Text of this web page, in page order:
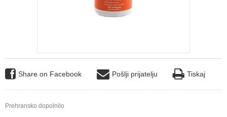
Share on Facebook Pošlji prijatelju Tiskaj
Prehransko dopolnilo